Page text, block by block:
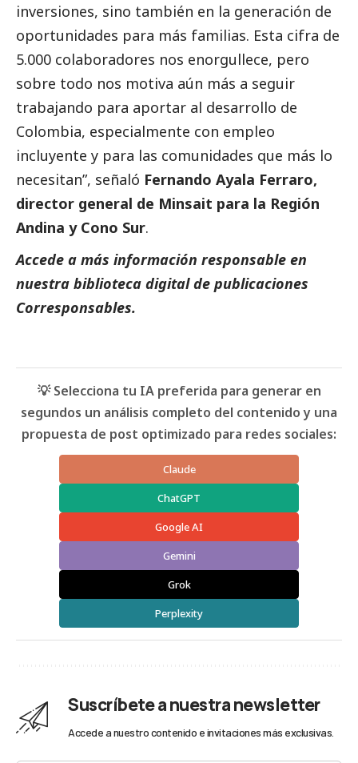
inversiones, sino también en la generación de
oportunidades para más familias. Esta cifra de
5.000 colaboradores nos enorgullece, pero
sobre todo nos motiva aún más a seguir
trabajando para aportar al desarrollo de
Colombia, especialmente con empleo
incluyente y para las comunidades que más lo
necesitan”, señaló Fernando Ayala Ferraro,
director general de Minsait para la Región
Andina y Cono Sur.
Accede a más información responsable en
nuestra biblioteca digital de publicaciones
Corresponsables.
💡 Selecciona tu IA preferida para generar en
segundos un análisis completo del contenido y una
propuesta de post optimizado para redes sociales:
Claude
ChatGPT
Google AI
Gemini
Grok
Perplexity
Suscríbete a nuestra newsletter
Accede a nuestro contenido e invitaciones más exclusivas.